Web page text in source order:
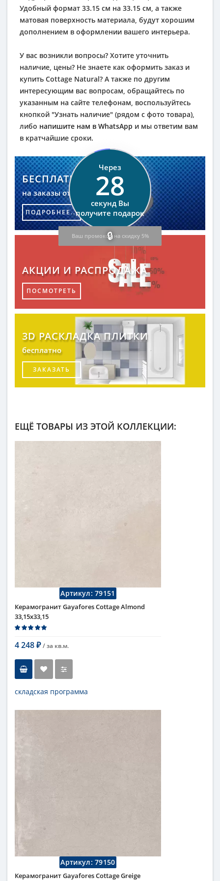
Удобный формат 33.15 см на 33.15 см, а также
матовая поверхность материала, будут хорошим
дополнением в оформлении вашего интерьера.
У вас возникли вопросы? Хотите уточнить
наличие, цены? Не знаете как оформить заказ и
купить Cottage Natural? А также по другим
интересующим вас вопросам, обращайтесь по
указанным на сайте телефонам, воспользуйтесь
кнопкой "Узнать наличие" (рядом с фото товара),
либо напишите нам в WhatsApp и мы ответим вам
в кратчайшие сроки.
БЕСПЛАТНАЯ ДОСТАВКА
на заказы от 25 000 руб.
ПОДРОБНЕЕ...
АКЦИИ И РАСПРОДАЖА
ПОСМОТРЕТЬ
3D РАСКЛАДКА ПЛИТКИ
бесплатно
ЗАКАЗАТЬ
ЕЩЁ ТОВАРЫ ИЗ ЭТОЙ КОЛЛЕКЦИИ:
Артикул:79151
Керамогранит Gayafores Cottage Almond
33,15x33,15
4 248 ₽ / за кв.м.
складская программа
универсальная плитка
Длина
кремовый
Страна
Поверхность
Артикул:79150
Керамогранит Gayafores Cottage Greige
Через
27
секунд Вы
получите подарок
Ваш промокод на скидку 5%